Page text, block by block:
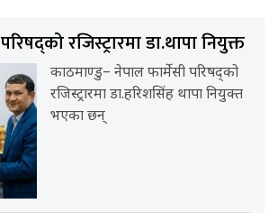
परिषद्को रजिस्ट्रारमा डा.थापा नियुक्त
काठमाण्डु– नेपाल फार्मेसी परिषद्को
रजिस्ट्रारमा डा.हरिशसिंह थापा नियुक्त
भएका छन्